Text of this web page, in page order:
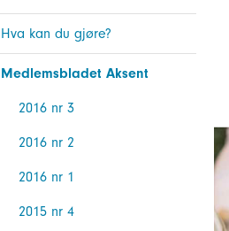
Hva kan du gjøre?
Medlemsbladet Aksent
2016 nr 3
2016 nr 2
2016 nr 1
2015 nr 4